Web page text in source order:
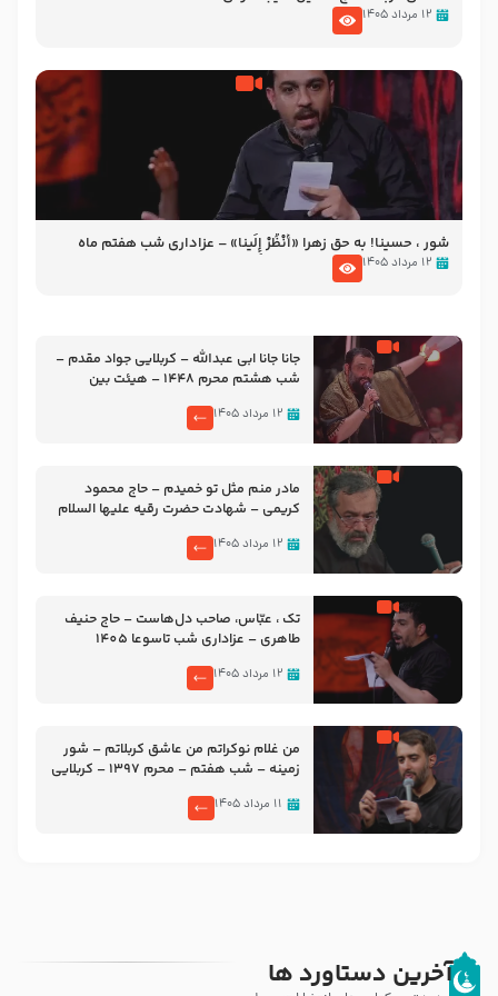
۱۲ مرداد ۱۴۰۵
شور ، حسینا! به‌ حق زهرا «أُنْظُرْ إِلَینا» – عزاداری شب هفتم ماه
محرّم 1405
۱۲ مرداد ۱۴۰۵
جانا جانا ابی عبدالله – کربلایی جواد مقدم –
شب هشتم محرم 1448 – هیئت بین
۱۲ مرداد ۱۴۰۵
مادر منم مثل تو خمیدم – حاج محمود
کریمی – شهادت حضرت رقیه علیها السلام
۱۲ مرداد ۱۴۰۵
تک ، عبّاس، صاحب دل‌هاست – حاج حنیف
طاهری – عزاداری شب تاسوعا 1405
۱۲ مرداد ۱۴۰۵
من غلام نوکراتم من عاشق کربلاتم – شور
زمینه – شب هفتم – محرم 1397 – کربلایی
۱۱ مرداد ۱۴۰۵
آخرین دستاورد ها